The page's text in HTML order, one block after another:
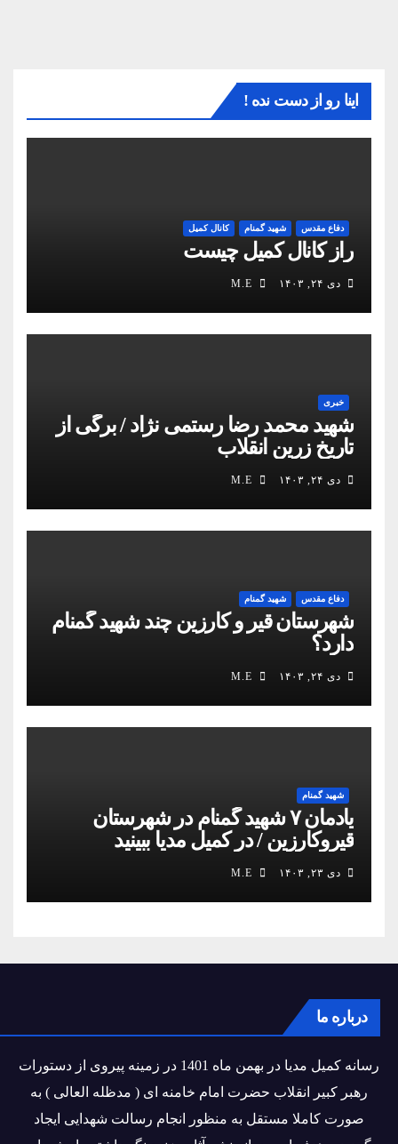
اینا رو از دست نده !
دفاع مقدس شهید گمنام کانال کمیل
راز کانال کمیل چیست
دی ۲۴, ۱۴۰۳
خبری
شهید محمد رضا رستمی نژاد / برگی از
تاریخ زرین انقلاب
دی ۲۴, ۱۴۰۳
دفاع مقدس شهید گمنام
شهرستان قیر و کارزین چند شهید گمنام
دارد؟
دی ۲۴, ۱۴۰۳
شهید گمنام
یادمان ۷ شهید گمنام در شهرستان
قیروکارزین / در کمیل مدیا ببینید
دی ۲۳, ۱۴۰۳
درباره ما
رسانه کمیل مدیا در بهمن ماه 1401 در زمینه پیروی از دستورات
رهبر کبیر انقلاب حضرت امام خامنه ای ( مدظله العالی ) به
صورت کاملا مستقل به منظور انجام رسالت شهدایی ایجاد